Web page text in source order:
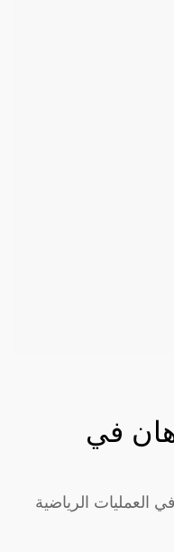
في
العمليات الرياضية